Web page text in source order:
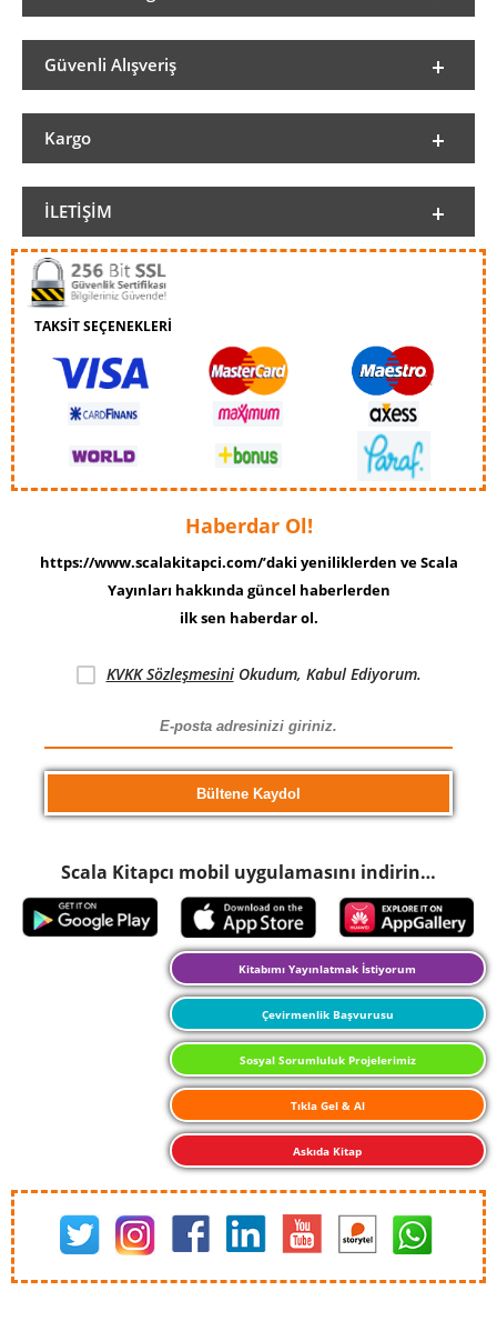
Güvenli Alışveriş
Kargo
İLETIŞIM
TAKSİT SEÇENEKLERİ
Haberdar Ol!
https://www.scalakitapci.com/’daki yeniliklerden ve Scala
Yayınları hakkında güncel haberlerden
ilk sen haberdar ol.
KVKK SözleşmesiniOkudum, Kabul Ediyorum.
Scala Kitapcı mobil uygulamasını indirin…
Kitabımı Yayınlatmak İstiyorum
Çevirmenlik Başvurusu
Sosyal Sorumluluk Projelerimiz
Tıkla Gel & Al
Askıda Kitap